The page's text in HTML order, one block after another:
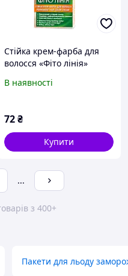
Стійка крем-фарба для
волосся «Фіто лінія»
Перламутровий блонд
В наявності
72₴
Купити
...
з 400+
Пакети для льоду